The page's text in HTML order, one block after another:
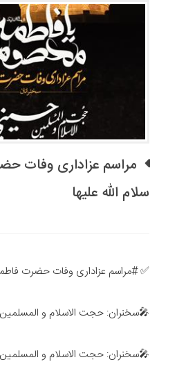
مراسم عزاداری وفات
سلام الله علیها
✅ #مراسم عزاداری وفات حضرت
🎤سخنران: حجت الاسلام و
🎤سخنران: حجت الاسلام و